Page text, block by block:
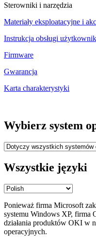
Sterowniki i narzędzia
Materiały eksploatacyjne i
Instrukcja obsługi
Firmware
Gwarancja
Karta charakterystyki
Wybierz system
Wszystkie języki
Ponieważ firma Microsoft
systemu Windows XP, firma
działania produktów OKI w
operacyjnych.